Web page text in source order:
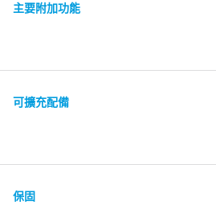
主要附加功能
可擴充配備
保固